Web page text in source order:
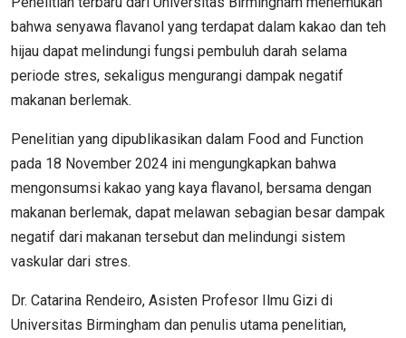
bahwa senyawa flavanol yang terdapat dalam kakao dan teh
hijau dapat melindungi fungsi pembuluh darah selama
periode stres, sekaligus mengurangi dampak negatif
makanan berlemak.
Penelitian yang dipublikasikan dalam Food and Function
pada 18 November 2024 ini mengungkapkan bahwa
mengonsumsi kakao yang kaya flavanol, bersama dengan
makanan berlemak, dapat melawan sebagian besar dampak
negatif dari makanan tersebut dan melindungi sistem
vaskular dari stres.
Dr. Catarina Rendeiro, Asisten Profesor Ilmu Gizi di
Universitas Birmingham dan penulis utama penelitian,